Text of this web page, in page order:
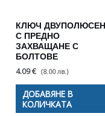
КЛЮЧ ДВУПОЛЮСЕН
С ПРЕДНО
ЗАХВАЩАНЕ С
БОЛТОВЕ
4.09 € (8.00 лв.)
ДОБАВЯНЕ В
КОЛИЧКАТА